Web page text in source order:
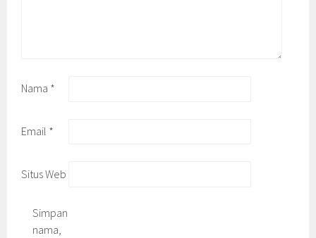
Nama *
Email *
Situs Web
Simpan
nama,